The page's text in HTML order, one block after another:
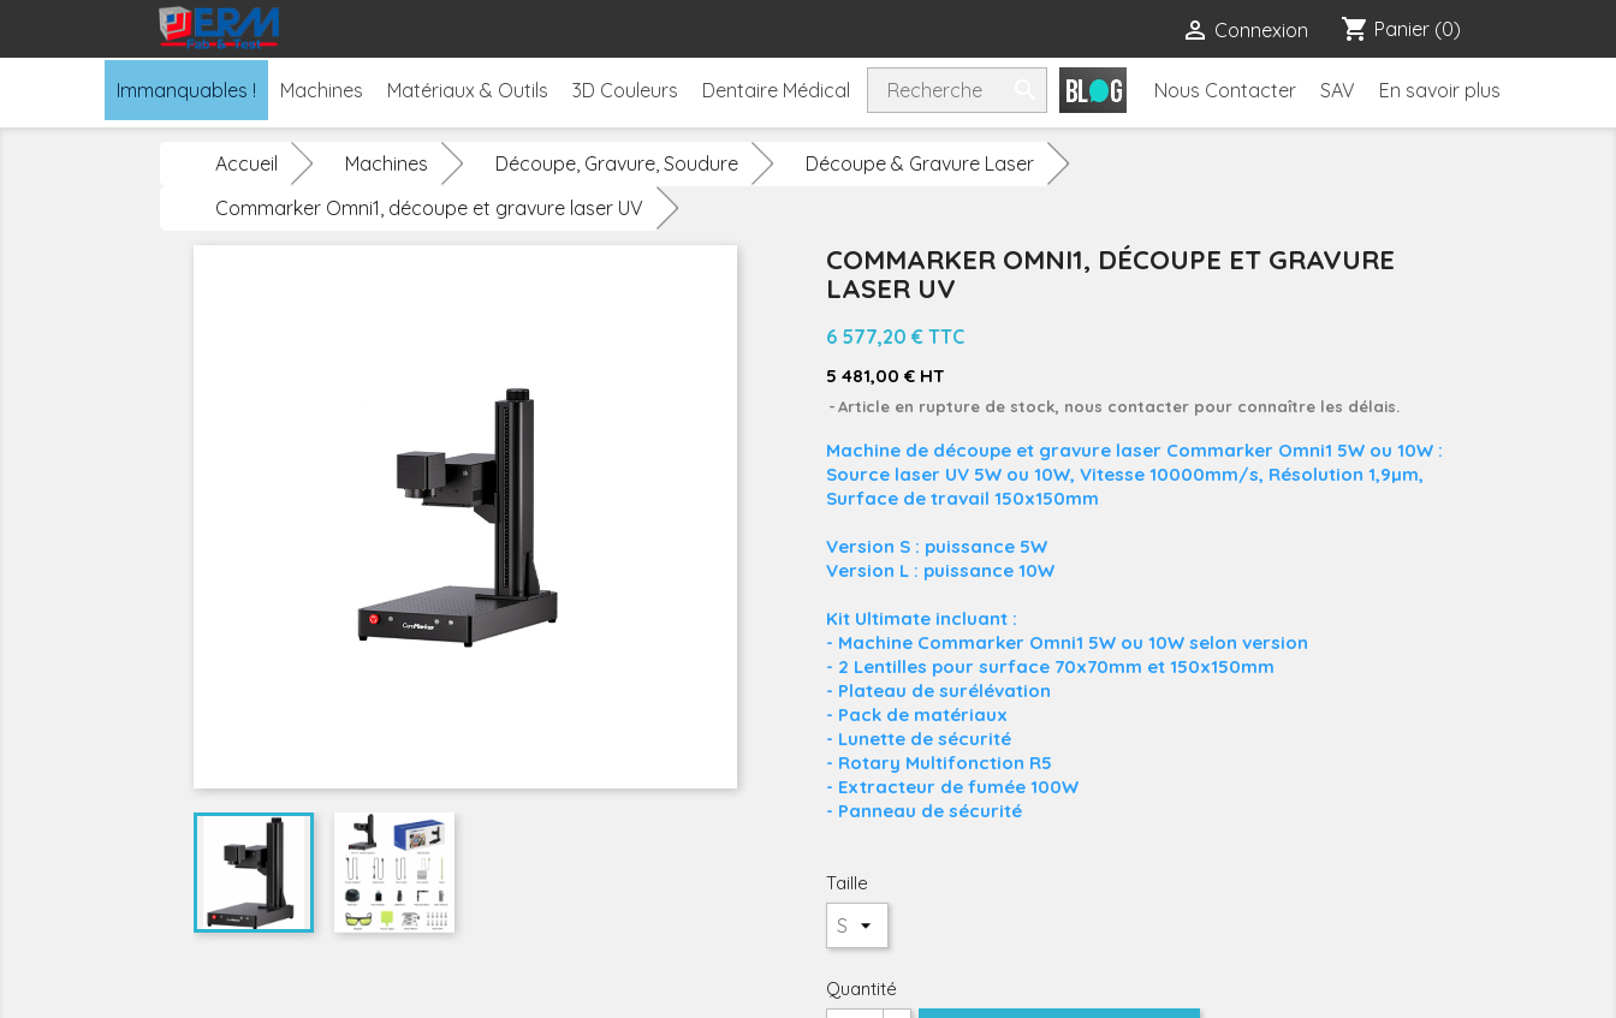
 Connexion shopping_cart Panier (0)
Immanquables ! Machines Matériaux & Outils 3D Couleurs Dentaire Médical Nous Contacter SAV En savoir plus
Accueil Machines Découpe, Gravure, Soudure
Découpe & Gravure Laser
Commarker Omni1, découpe et gravure laser UV
COMMARKER OMNI1, DÉCOUPE ET GRAVURE
LASER UV
6 577,20 € TTC
5 481,00 € HT
Article en rupture de stock, nous contacter pour connaître les délais.
Machine de découpe et gravure laser Commarker Omni1 5W ou 10W :
Source laser UV 5W ou 10W, Vitesse 10000mm/s, Résolution 1,9µm,
Surface de travail 150x150mm
Version S : puissance 5W
Version L : puissance 10W
Kit Ultimate incluant :
- Machine Commarker Omni1 5W ou 10W selon version
- 2 Lentilles pour surface 70x70mm et 150x150mm
- Plateau de surélévation
- Pack de matériaux
- Lunette de sécurité
- Rotary Multifonction R5
- Extracteur de fumée 100W
- Panneau de sécurité
Taille
Quantité